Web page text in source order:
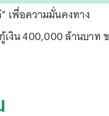
เพื่อความมั่นคงทาง
เงิน 400,000 ล้านบาท